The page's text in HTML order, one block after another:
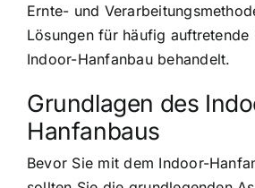
Ernte- und
Lösungen für häufig auftretende
Indoor-Hanfanbau behandelt.
Grundlagen des
Hanfanbaus
Bevor Sie mit dem Indoor-